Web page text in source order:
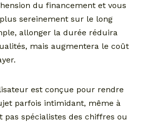
du financement et vous
sereinement sur le long
allonger la durée réduira
mais augmentera le coût
est conçue pour rendre
parfois intimidant, même à
pas spécialistes des chiffres ou